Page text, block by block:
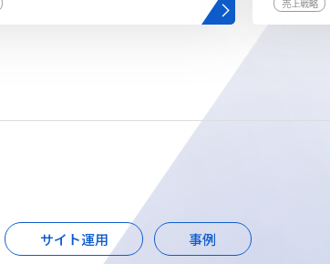
売上戦略
サイト運用 事例